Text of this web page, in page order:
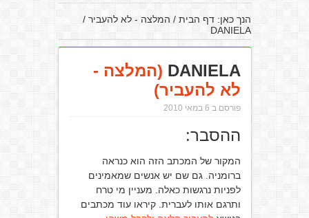
הנך כאן:דף הבית / המלצה - לא להעביר /
DANIELA
DANIELA (המלצה -
לא להעביר)
פורסם ב 6 במאי 2010
ההסבר:
המקור של המכתב הזה הוא כנראה
ברומניה. גם שם יש אנשים שמאמינים
לפניות נרגשות כאלה. מעניין מי טרח
ותרגם אותו לעברית. קיראו עוד מכתבים